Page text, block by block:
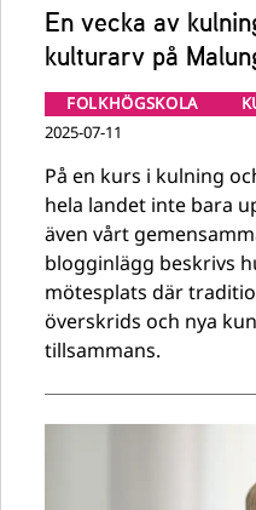
En vecka av
kulturarv på
FOLKHÖGSKOLA
2025-07-11
På en kurs i kulning
hela landet inte bara
även vårt
blogginlägg beskrivs
mötesplats där
överskrids och nya
tillsammans.